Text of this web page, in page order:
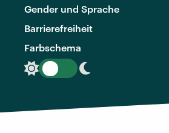
Gender und Sprache
Barrierefreiheit
Farbschema